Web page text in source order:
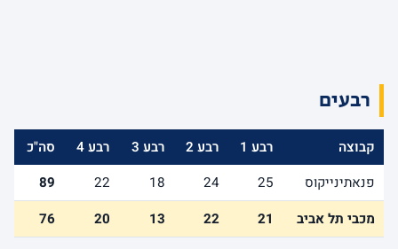
רבעים
קבוצה רבע 1 רבע 2 רבע 3 רבע 4
סה"כ
פנאתינייקוס
25
24
18
22
89
מכבי תל אביב
21
22
13
20
76